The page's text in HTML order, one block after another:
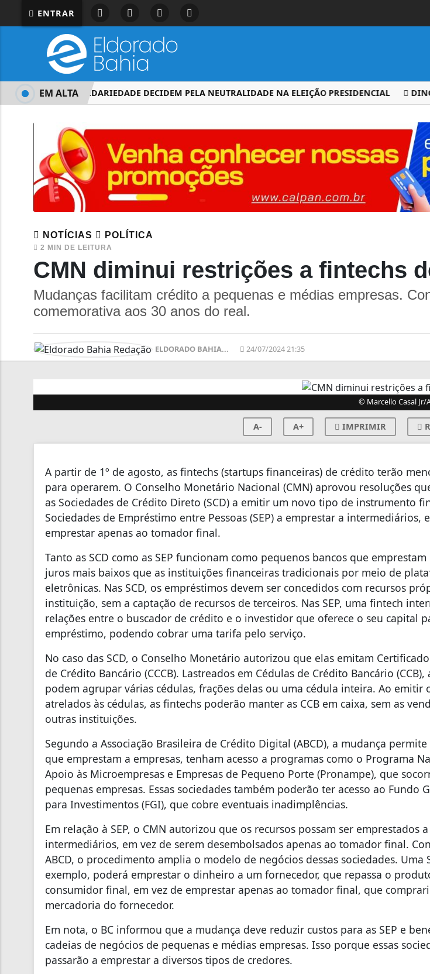
ENTRAR
PRD E SOLIDARIEDADE DECIDEM PELA NEUTRALIDADE NA ELEIÇÃO PRESIDENCIAL DINO
EM ALTA
NOTÍCIAS POLÍTICA
2 MIN DE LEITURA
CMN diminui restrições a fintechs
Mudanças facilitam crédito a pequenas e médias empresas.
comemorativa aos 30 anos do real.
ELDORADO BAHIA... 24/07/2024 21:35
© Marcello Casal Jr/
A- A+ IMPRIMIR
A partir de 1º de agosto, as fintechs (startups financeiras) de crédito terão
para operarem. O Conselho Monetário Nacional (CMN) aprovou resoluções
as Sociedades de Crédito Direto (SCD) a emitir um novo tipo de instrumento
Sociedades de Empréstimo entre Pessoas (SEP) a emprestar a intermediários,
emprestar apenas ao tomador final.
Tanto as SCD como as SEP funcionam como pequenos bancos que
juros mais baixos que as instituições financeiras tradicionais por meio de
eletrônicas. Nas SCD, os empréstimos devem ser concedidos com recursos
instituição, sem a captação de recursos de terceiros. Nas SEP, uma fintech
relações entre o buscador de crédito e o investidor que oferece o seu capital
empréstimo, podendo cobrar uma tarifa pelo serviço.
No caso das SCD, o Conselho Monetário autorizou que elas emitam
de Crédito Bancário (CCCB). Lastreados em Cédulas de Crédito Bancário (CCB),
podem agrupar várias cédulas, frações delas ou uma cédula inteira. Ao emitir
atrelados às cédulas, as fintechs poderão manter as CCB em caixa, sem as
outras instituições.
Segundo a Associação Brasileira de Crédito Digital (ABCD), a mudança permite
que emprestam a empresas, tenham acesso a programas como o Programa
Apoio às Microempresas e Empresas de Pequeno Porte (Pronampe), que
pequenas empresas. Essas sociedades também poderão ter acesso ao Fundo
para Investimentos (FGI), que cobre eventuais inadimplências.
Em relação à SEP, o CMN autorizou que os recursos possam ser emprestados a
intermediários, em vez de serem desembolsados apenas ao tomador final.
ABCD, o procedimento amplia o modelo de negócios dessas sociedades. Uma
exemplo, poderá emprestar o dinheiro a um fornecedor, que repassa o
consumidor final, em vez de emprestar apenas ao tomador final, que
mercadoria do fornecedor.
Em nota, o BC informou que a mudança deve reduzir custos para as SEP e
cadeias de negócios de pequenas e médias empresas. Isso porque essas
passarão a emprestar a diversos tipos de credores.